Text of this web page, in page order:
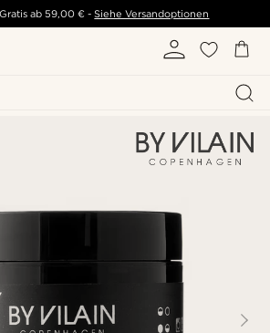
Gratis ab 59,00 € - Siehe Versandoptionen